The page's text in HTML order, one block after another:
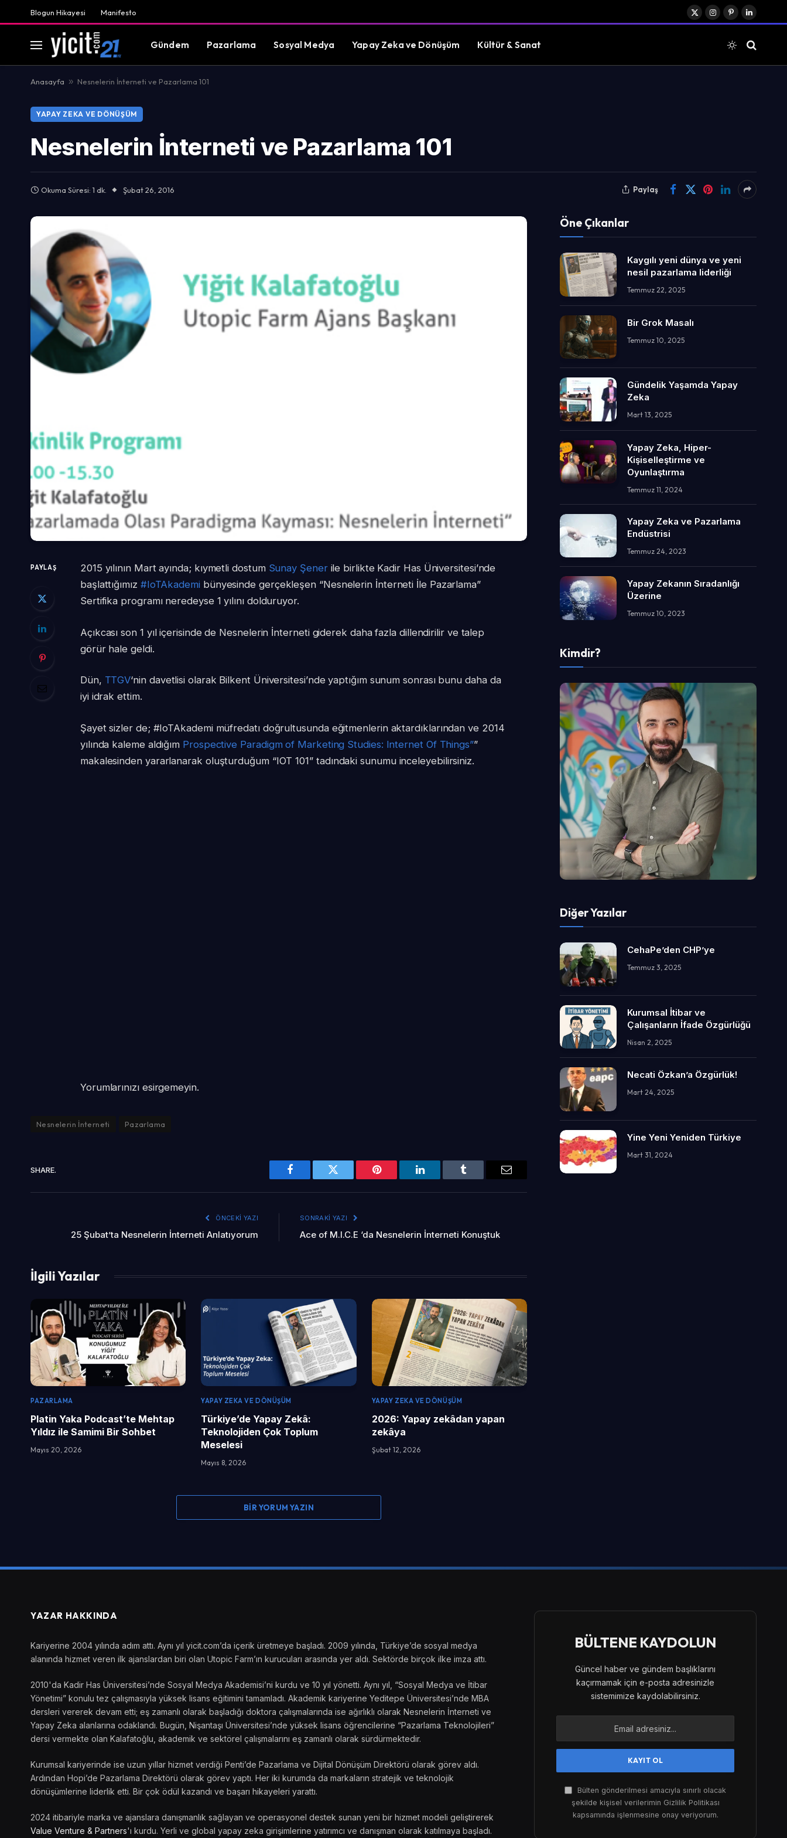
Blogun Hikayesi Manifesto
X
Instagram
PinterestLinkedIn
Gündem Pazarlama Sosyal Medya Yapay Zeka ve Dönüşüm Kültür & Sanat
Anasayfa » Nesnelerin İnterneti ve Pazarlama 101
YAPAY ZEKA VE DÖNÜŞÜM
Nesnelerin İnterneti ve Pazarlama 101
Okuma Süresi: 1 dk. Şubat 26, 2016 Paylaş
PAYLAŞ 2015 yılının Mart ayında; kıymetli dostum Sunay Şenerile birlikte Kadir Has Üniversitesi’nde
başlattığımız #IoTAkademibünyesinde gerçekleşen “Nesnelerin İnterneti İle Pazarlama”
Sertifika programı neredeyse 1 yılını dolduruyor.
Açıkcası son 1 yıl içerisinde de Nesnelerin İnterneti giderek daha fazla dillendirilir ve talep
görür hale geldi.
Dün, TTGV‘nin davetlisi olarak Bilkent Üniversitesi’nde yaptığım sunum sonrası bunu daha da
iyi idrak ettim.
Şayet sizler de; #IoTAkademi müfredatı doğrultusunda eğitmenlerin aktardıklarından ve 2014
yılında kaleme aldığım Prospective Paradigm of Marketing Studies: Internet Of Things””
makalesinden yararlanarak oluşturduğum “IOT 101” tadındaki sunumu inceleyebilirsiniz.
Yorumlarınızı esirgemeyin.
Nesnelerin İnterneti Pazarlama
SHARE.
Facebook Twitter Pinterest LinkedIn Tumblr Email
ÖNCEKI YAZI
25 Şubat’ta Nesnelerin İnterneti Anlatıyorum
SONRAKI YAZI
Ace of M.I.C.E ‘da Nesnelerin İnterneti Konuştuk
İlgili Yazılar
PAZARLAMA
Platin Yaka Podcast’te Mehtap
Yıldız ile Samimi Bir Sohbet
Mayıs 20, 2026
YAPAY ZEKA VE DÖNÜŞÜM
Türkiye’de Yapay Zekâ:
Teknolojiden Çok Toplum
Meselesi
Mayıs 8, 2026
YAPAY ZEKA VE DÖNÜŞÜM
2026: Yapay zekâdan yapan
zekâya
Şubat 12, 2026
BIR YORUM YAZIN
Öne Çıkanlar
Kaygılı yeni dünya ve yeni
nesil pazarlama liderliği
Temmuz 22, 2025
Bir Grok Masalı
Temmuz 10, 2025
Gündelik Yaşamda Yapay
Zeka
Mart 13, 2025
Yapay Zeka, Hiper-
Kişiselleştirme ve
Oyunlaştırma
Temmuz 11, 2024
Yapay Zeka ve Pazarlama
Endüstrisi
Temmuz 24, 2023
Yapay Zekanın Sıradanlığı
Üzerine
Temmuz 10, 2023
Kimdir?
Diğer Yazılar
CehaPe’den CHP’ye
Temmuz 3, 2025
Kurumsal İtibar ve
Çalışanların İfade Özgürlüğü
Nisan 2, 2025
Necati Özkan’a Özgürlük!
Mart 24, 2025
Yine Yeni Yeniden Türkiye
Mart 31, 2024
YAZAR HAKKINDA
Kariyerine 2004 yılında adım attı. Aynı yıl yicit.com’da içerik üretmeye başladı. 2009 yılında, Türkiye’de sosyal medya
alanında hizmet veren ilk ajanslardan biri olan Utopic Farm’ın kurucuları arasında yer aldı. Sektörde birçok ilke imza attı.
2010'da Kadir Has Üniversitesi’nde Sosyal Medya Akademisi’ni kurdu ve 10 yıl yönetti. Aynı yıl, “Sosyal Medya ve İtibar
Yönetimi” konulu tez çalışmasıyla yüksek lisans eğitimini tamamladı. Akademik kariyerine Yeditepe Üniversitesi’nde MBA
dersleri vererek devam etti; eş zamanlı olarak başladığı doktora çalışmalarında ise ağırlıklı olarak Nesnelerin İnterneti ve
Yapay Zeka alanlarına odaklandı. Bugün, Nişantaşı Üniversitesi’nde yüksek lisans öğrencilerine “Pazarlama Teknolojileri”
dersi vermekte olan Kalafatoğlu, akademik ve sektörel çalışmalarını eş zamanlı olarak sürdürmektedir.
Kurumsal kariyerinde ise uzun yıllar hizmet verdiği Penti’de Pazarlama ve Dijital Dönüşüm Direktörü olarak görev aldı.
Ardından Hopi’de Pazarlama Direktörü olarak görev yaptı. Her iki kurumda da markaların stratejik ve teknolojik
dönüşümlerine liderlik etti. Bir çok ödül kazandı ve başarı hikayeleri yarattı.
2024 itibariyle marka ve ajanslara danışmanlık sağlayan ve operasyonel destek sunan yeni bir hizmet modeli geliştirerek
Value Venture & Partners'ı kurdu. Yerli ve global yapay zeka girişimlerine yatırımcı ve danışman olarak katılmaya başladı.
BÜLTENE KAYDOLUN
Güncel haber ve gündem başlıklarını
kaçırmamak için e-posta adresinizle
sistemimize kaydolabilirsiniz.
Bülten gönderilmesi amacıyla sınırlı olacak
şekilde kişisel verilerimin Gizlilik Politikası
kapsamında işlenmesine onay veriyorum.